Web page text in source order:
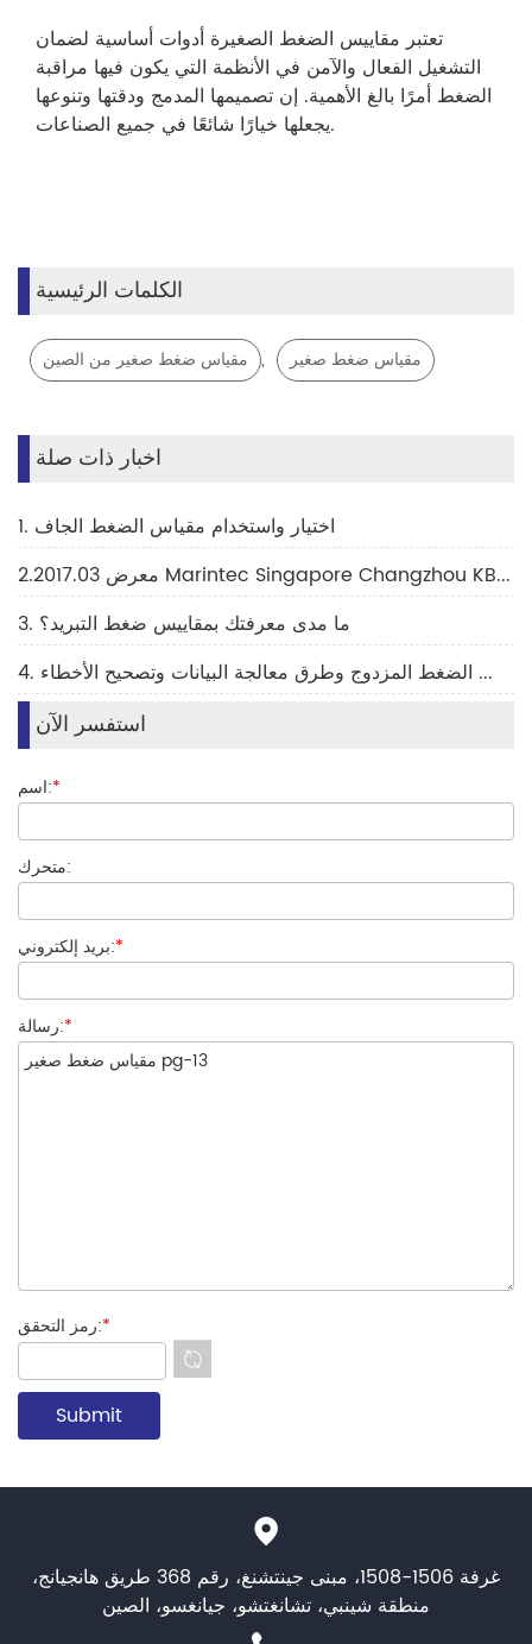
تعتبر مقاييس الضغط الصغيرة أدوات أساسية لضمان
التشغيل الفعال والآمن في الأنظمة التي يكون فيها مراقبة
الضغط أمرًا بالغ الأهمية. إن تصميمها المدمج ودقتها وتنوعها
يجعلها خيارًا شائعًا في جميع الصناعات.
الكلمات الرئيسية
مقياس ضغط صغير من الصين , مقياس ضغط صغير
اخبار ذات صلة
1. اختيار واستخدام مقياس الضغط الجاف
2.2017.03 معرض Marintec Singapore Changzhou KB B-K36H
3. ما مدى معرفتك بمقاييس ضغط التبريد؟
4. عناصر التحقق من مقياس الضغط المزدوج وطرق معالجة البيانات وتصحيح الأخطاء
استفسر الآن
اسم:*
متحرك:
بريد إلكتروني:*
رسالة:*
رمز التحقق:*
غرفة 1506-1508، مبنى جينتشنغ، رقم 368 طريق هانجيانج،
منطقة شينبي، تشانغتشو، جيانغسو، الصين